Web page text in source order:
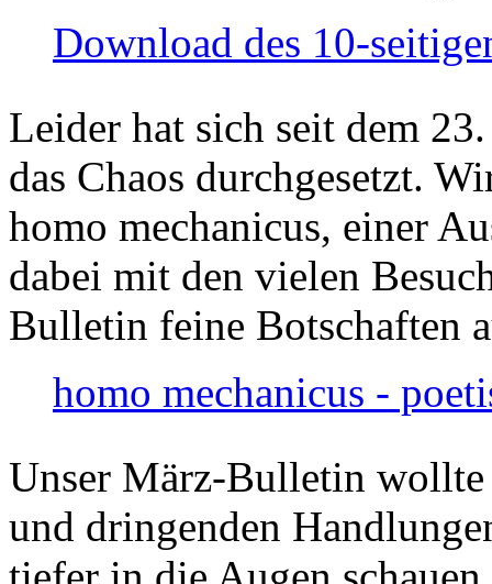
Download des 10-
Leider hat sich seit dem
das Chaos durchgesetzt.
homo mechanicus, einer
dabei mit den vielen
Bulletin feine Botschaften
homo mechanicus -
Unser März-Bulletin
und dringenden